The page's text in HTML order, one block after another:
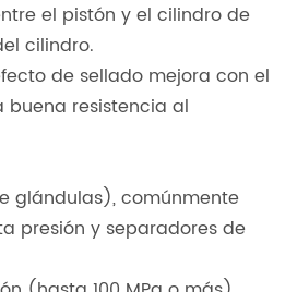
el pistón y el cilindro de
cilindro.
de sellado mejora con el
resistencia al
glándulas), comúnmente
presión y separadores de